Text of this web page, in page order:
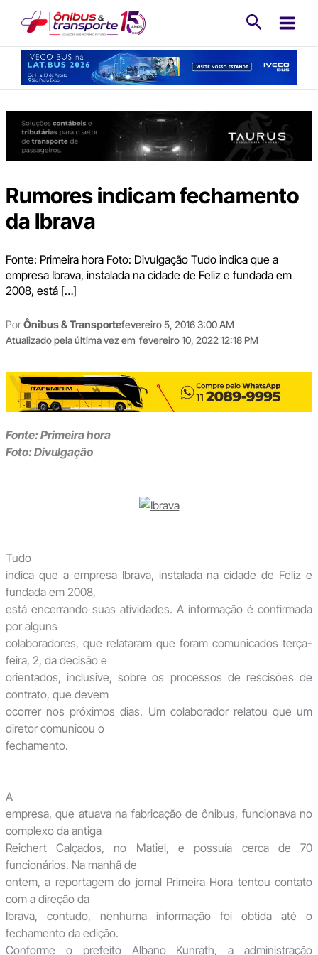
conteúdo
Rumores indicam fechamento
da Ibrava
Fonte: Primeira hora Foto: Divulgação Tudo indica que a
empresa Ibrava, instalada na cidade de Feliz e fundada em
2008, está […]
PorÔnibus & Transportefevereiro 5, 2016 3:00 AM
Atualizado pela última vez em fevereiro 10, 2022 12:18 PM
Fonte: Primeira hora
Foto: Divulgação
Tudo
indica que a empresa Ibrava, instalada na cidade de Feliz e
fundada em 2008,
está encerrando suas ativida­des. A informação é confirmada
por alguns
colaboradores, que relataram que foram comunicados terça-
feira, 2, da decisão e
orientados, inclusive, sobre os processos de rescisões de
contrato, que devem
ocorrer nos próximos dias. Um colaborador relatou que um
diretor co­municou o
fechamento.
A
empresa, que atuava na fabricação de ônibus, funcionava no
complexo da antiga
Reichert Calçados, no Matiel, e possuía cerca de 70
funcionários. Na manhã de
ontem, a reportagem do jor­nal Primeira Hora tentou contato
com a direção da
Ibrava, contudo, nenhuma informação foi obtida até o
fechamento da edição.
Conforme o prefeito Albano Kunrath, a administração